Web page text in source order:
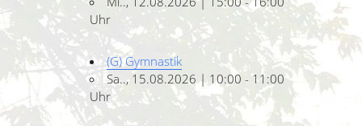
Uhr
(G) Gymnastik
Sa.., 15.08.2026 | 10:00 - 11:00
Uhr